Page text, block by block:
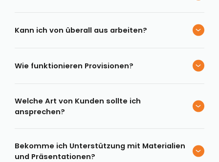
Kann ich von überall aus arbeiten?
Wie funktionieren Provisionen?
Welche Art von Kunden sollte ich
ansprechen?
Bekomme ich Unterstützung mit Materialien
und Präsentationen?